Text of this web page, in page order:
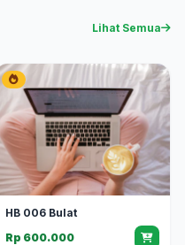
Lihat Semua
HB 006 Bulat
Rp 600.000